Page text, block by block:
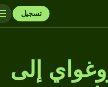
تسجيل
إلى